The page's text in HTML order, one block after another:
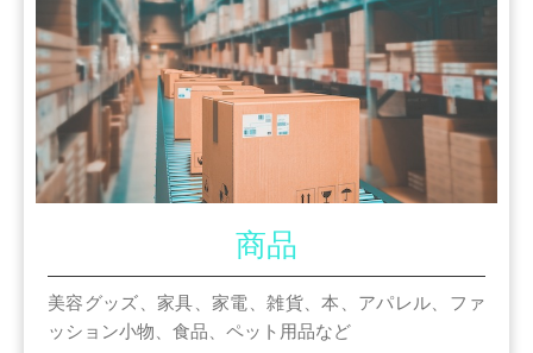
商品
美容グッズ、家具、家電、雑貨、本、アパレル、ファ
ッション小物、食品、ペット用品など